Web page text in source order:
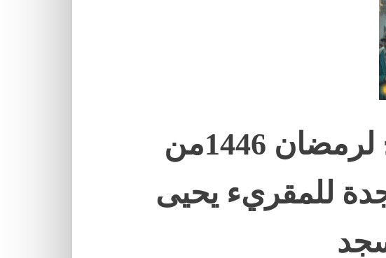
نقل صلاة التراويح لرمضان 1446من
للمقريء يحيى